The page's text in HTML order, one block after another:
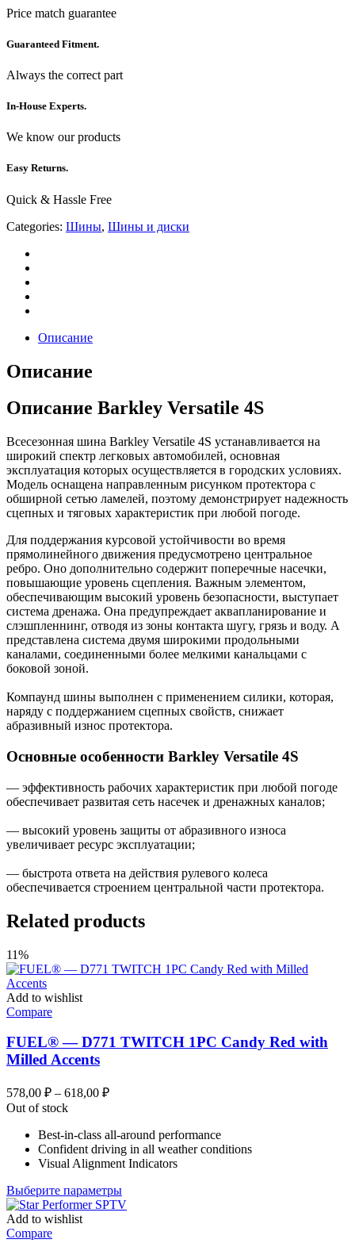
Price match guarantee
Guaranteed Fitment.
Always the correct part
In-House Experts.
We know our products
Easy Returns.
Quick & Hassle Free
Categories: Шины, Шины и диски
Описание
Описание
Описание Barkley Versatile 4S
Всесезонная шина Barkley Versatile 4S устанавливается на
широкий спектр легковых автомобилей, основная
эксплуатация которых осуществляется в городских условиях.
Модель оснащена направленным рисунком протектора с
обширной сетью ламелей, поэтому демонстрирует надежность
сцепных и тяговых характеристик при любой погоде.
Для поддержания курсовой устойчивости во время
прямолинейного движения предусмотрено центральное
ребро. Оно дополнительно содержит поперечные насечки,
повышающие уровень сцепления. Важным элементом,
обеспечивающим высокий уровень безопасности, выступает
система дренажа. Она предупреждает аквапланирование и
слэшпленнинг, отводя из зоны контакта шугу, грязь и воду. А
представлена система двумя широкими продольными
каналами, соединенными более мелкими канальцами с
боковой зоной.
Компаунд шины выполнен с применением силики, которая,
наряду с поддержанием сцепных свойств, снижает
абразивный износ протектора.
Основные особенности Barkley Versatile 4S
— эффективность рабочих характеристик при любой погоде
обеспечивает развитая сеть насечек и дренажных каналов;
— высокий уровень защиты от абразивного износа
увеличивает ресурс эксплуатации;
— быстрота ответа на действия рулевого колеса
обеспечивается строением центральной части протектора.
Related products
11%
Add to wishlist
Compare
FUEL® — D771 TWITCH 1PC Candy Red with
Milled Accents
578,00 ₽ – 618,00 ₽Диапазон
–
618,00 ₽
Out of stock
Best-in-class all-around performance
Confident driving in all weather conditions
Visual Alignment Indicators
Выберите параметрыЭтот
товар
Add to wishlist
Compare